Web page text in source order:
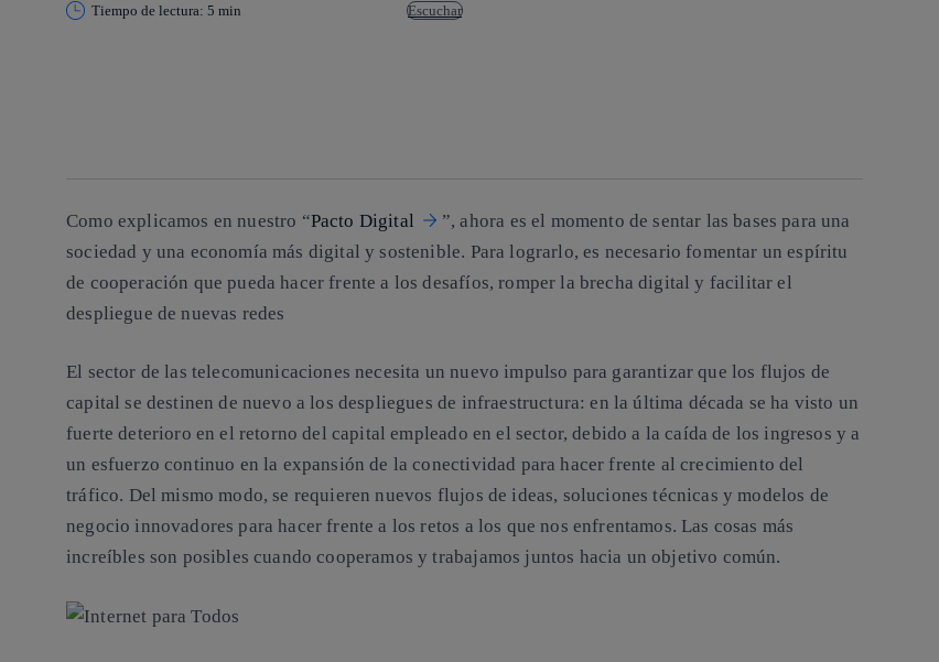
Tiempo de lectura: 5 min Escuchar
Como explicamos en nuestro “Pacto Digital
”, ahora es el momento de sentar las bases para una
sociedad y una economía más digital y sostenible. Para lograrlo, es necesario fomentar un espíritu
de cooperación que pueda hacer frente a los desafíos, romper la brecha digital y facilitar el
despliegue de nuevas redes
El sector de las telecomunicaciones necesita un nuevo impulso para garantizar que los flujos de
capital se destinen de nuevo a los despliegues de infraestructura: en la última década se ha visto un
fuerte deterioro en el retorno del capital empleado en el sector, debido a la caída de los ingresos y a
un esfuerzo continuo en la expansión de la conectividad para hacer frente al crecimiento del
tráfico. Del mismo modo, se requieren nuevos flujos de ideas, soluciones técnicas y modelos de
negocio innovadores para hacer frente a los retos a los que nos enfrentamos. Las cosas más
increíbles son posibles cuando cooperamos y trabajamos juntos hacia un objetivo común.